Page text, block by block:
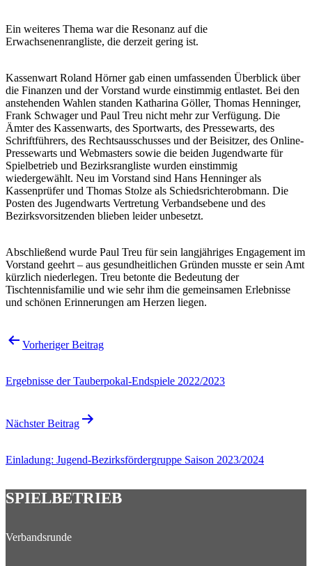
Ein weiteres Thema war die Resonanz auf die
Erwachsenenrangliste, die derzeit gering ist.
Kassenwart Roland Hörner gab einen umfassenden Überblick über
die Finanzen und der Vorstand wurde einstimmig entlastet. Bei den
anstehenden Wahlen standen Katharina Göller, Thomas Henninger,
Frank Schwager und Paul Treu nicht mehr zur Verfügung. Die
Ämter des Kassenwarts, des Sportwarts, des Pressewarts, des
Schriftführers, des Rechtsausschusses und der Beisitzer, des Online-
Pressewarts und Webmasters sowie die beiden Jugendwarte für
Spielbetrieb und Bezirksrangliste wurden einstimmig
wiedergewählt. Neu im Vorstand sind Hans Henninger als
Kassenprüfer und Thomas Stolze als Schiedsrichterobmann. Die
Posten des Jugendwarts Vertretung Verbandsebene und des
Bezirksvorsitzenden blieben leider unbesetzt.
Abschließend wurde Paul Treu für sein langjähriges Engagement im
Vorstand geehrt – aus gesundheitlichen Gründen musste er sein Amt
kürzlich niederlegen. Treu betonte die Bedeutung der
Tischtennisfamilie und wie sehr ihm die gemeinsamen Erlebnisse
und schönen Erinnerungen am Herzen liegen.
Beitragsnavigation
Vorheriger Beitrag
Ergebnisse der Tauberpokal-Endspiele 2022/2023
Nächster Beitrag
Einladung: Jugend-Bezirksfördergruppe Saison 2023/2024
SPIELBETRIEB
Verbandsrunde